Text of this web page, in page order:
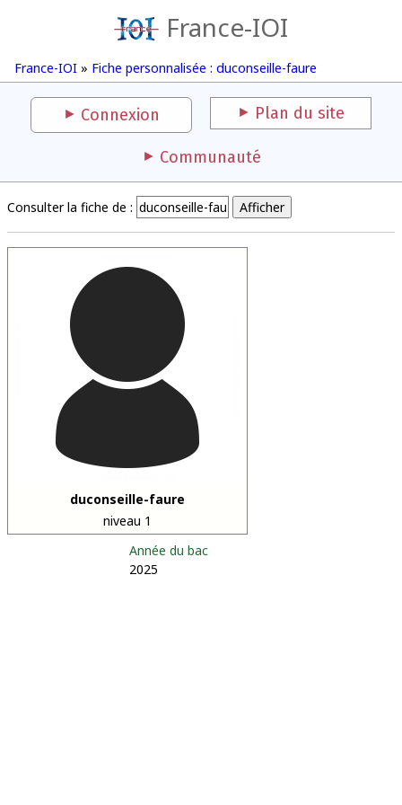
France-IOI
France-IOI » Fiche personnalisée : duconseille-faure
Connexion Plan du site
Communauté
Consulter la fiche de :
duconseille-faure
niveau 1
Année du bac
2025